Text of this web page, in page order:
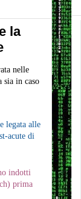
la
nelle
in caso
legata alle
acute di
indotti
prima